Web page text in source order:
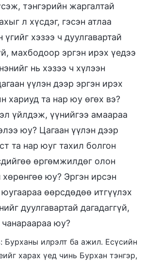
тэнгэрийн жаргалтай
л хүсдэг, гэсэн атлаа
үгийг хэзээ ч дуулгавартай
махбодоор эргэн ирэх үедээ
нь хэзээ ч хүлээн
үүлэн дээр эргэн ирэх
хариуд та нар юу өгөх вэ?
үйлдэж, үүнийгээ амаараа
юу? Цагаан үүлэн дээр
та нар юуг тахил болгон
өргөмжилдөг олон
юу? Эргэн ирсэн
өөрсдөдөө итгүүлэх
дуулгавартай дагадаггүй,
юу?
Бурханы илрэлт ба ажил. Есүсийн
харах үед чинь Бурхан тэнгэр,